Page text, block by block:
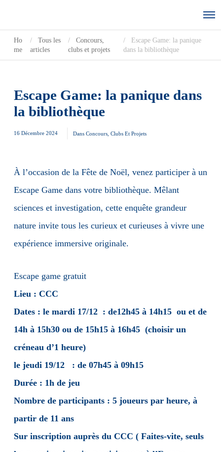
Ho
me
Tous les
articles
Concours,
clubs et projets
Escape Game: la panique
dans la bibliothèque
Escape Game: la panique dans
la bibliothèque
16 Décembre 2024 Dans Concours, Clubs Et Projets
À l’occasion de la Fête de Noël, venez participer à un
Escape Game dans votre bibliothèque. Mêlant
sciences et investigation, cette enquête grandeur
nature invite tous les curieux et curieuses à vivre une
expérience immersive originale.
Escape game gratuit
Lieu : CCC
Dates : le mardi 17/12 : de12h45 à 14h15 ou et de
14h à 15h30 ou de 15h15 à 16h45 (choisir un
créneau d’1 heure)
le jeudi 19/12 : de 07h45 à 09h15
Durée : 1h de jeu
Nombre de participants : 5 joueurs par heure, à
partir de 11 ans
Sur inscription auprès du CCC ( Faites-vite, seuls